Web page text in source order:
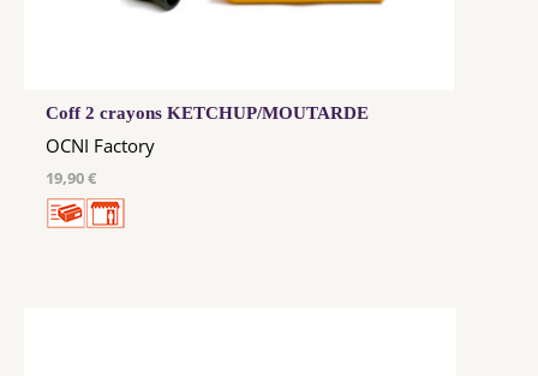
Coff 2 crayons KETCHUP/MOUTARDE
OCNI Factory
19,90 €